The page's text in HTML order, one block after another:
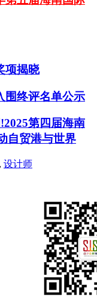
项揭晓
围终评名单公示
第四届海南
自贸港与世界
, 设计师